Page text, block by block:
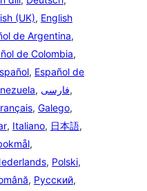
(UK), English
de Argentina,
de Colombia,
, Español de
, فارسی,
, Galego,
, Italiano, 日本語,
,
, Polski,
, Русский,